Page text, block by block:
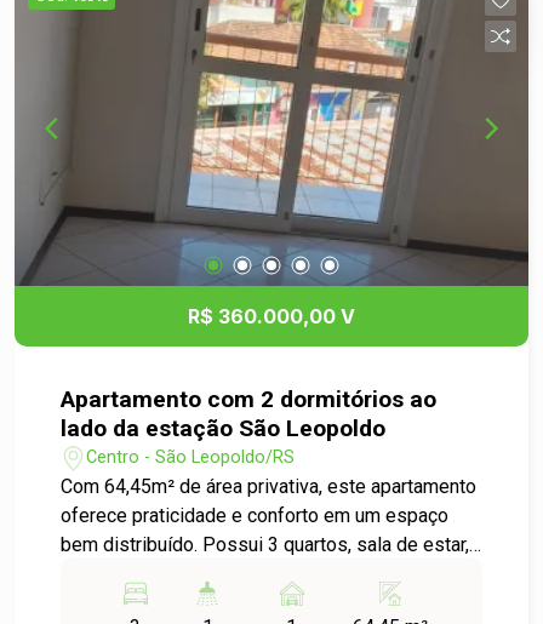
pronto para receber sua nova história. Agende
uma visita e confira!
R$ 360.000,00 V
Apartamento com 2 dormitórios ao
lado da estação São Leopoldo
Centro - São Leopoldo/RS
Com 64,45m² de área privativa, este apartamento
oferece praticidade e conforto em um espaço
bem distribuído. Possui 3 quartos, sala de estar,
que proporciona boa ventilação. Conta ainda com